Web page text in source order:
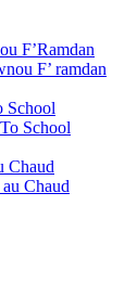
F’Ramdan
F’ ramdan
School
School
Chaud
Chaud